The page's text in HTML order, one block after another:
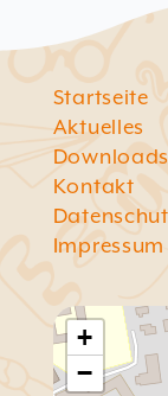
Startseite
Aktuelles
Downloads
Kontakt
Impressum
+
−